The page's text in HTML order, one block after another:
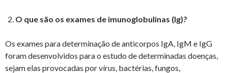
O que são os exames de imunoglobulinas (Ig)?
Os exames para determinação de anticorpos IgA, IgM e IgG
foram desenvolvidos para o estudo de determinadas doenças,
sejam elas provocadas por vírus, bactérias, fungos,